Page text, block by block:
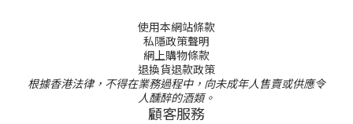
使用本網站條款
私隱政策聲明
網上購物條款
退換貨退款政策
根據香港法律，不得在業務過程中，向未成年人售賣或供應令
人醺醉的酒類。
顧客服務